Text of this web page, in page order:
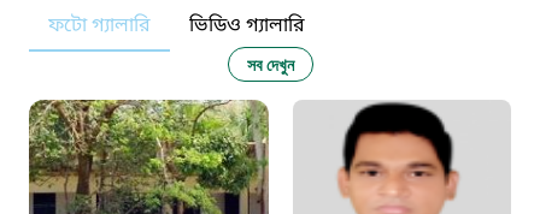
নারী ও শিশু নির্যাতন প্রতিরোধ
১০৬
দুদক
ফটো গ্যালারি ভিডিও গ্যালারি
সব দেখুন